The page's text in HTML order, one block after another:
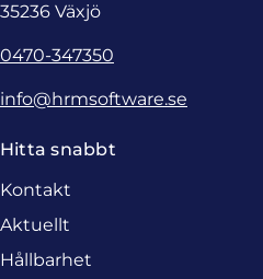
35236 Växjö
0470-347350
info@hrmsoftware.se
Hitta snabbt
Kontakt
Aktuellt
Hållbarhet